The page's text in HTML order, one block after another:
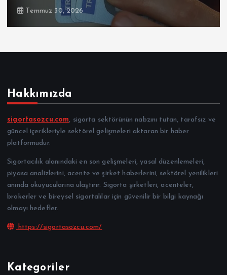
Temmuz 30, 2026
Hakkımızda
sigortasozcu.com, sigorta sektörünün nabzını tutan, tarafsız ve
güncel içerikleriyle sektörel gelişmeleri aktaran bir haber
platformudur.
Sigortacılık alanındaki en son gelişmeleri, yasal düzenlemeleri,
piyasa analizlerini, acente ve şirket haberlerini, sektörel yenilikleri
anında okuyucularına ulaştırır. Sigorta şirketleri, acenteler,
brokerler ve bireysel sigortalılar için güvenilir bir bilgi kaynağı
olmayı hedefler.
https://sigortasozcu.com/
Kategoriler